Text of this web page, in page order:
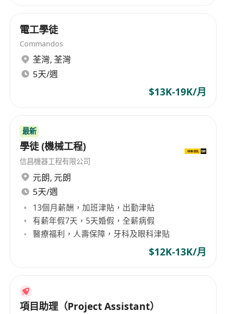
員工免費膳食供應
醫療福利計劃
酌情性花紅
有薪年假12天
至
網址
**************************************
*
所有個人資料僅供酒店/集團招聘用途。
電工學徒
Commandos
荃灣, 荃灣
5天/週
$13K-19K/月
最新
學徒 (機械工程)
信昌機器工程有限公司
元朗, 元朗
5天/週
13個月薪酬，加班津貼，出勤津貼
有薪年假7天，5天婚假，全薪病假
醫療福利，人壽保障，牙科及眼科津貼
$12K-13K/月
項目助理（Project Assistant）